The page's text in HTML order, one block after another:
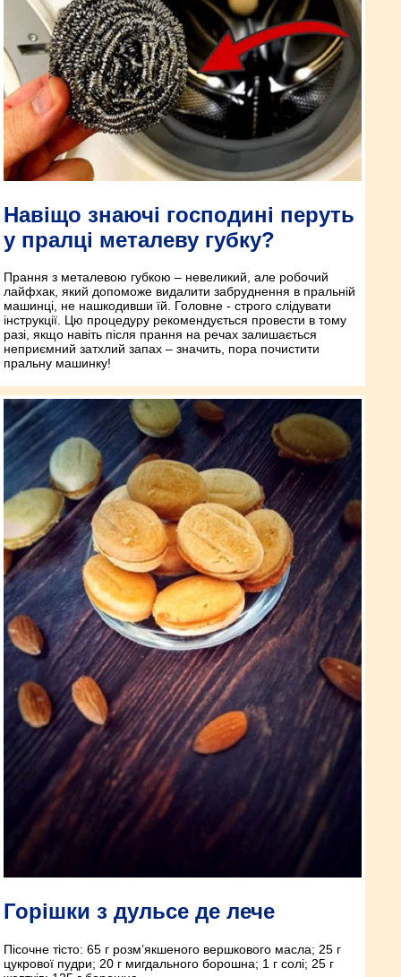
Навіщо знаючі господині перуть
у пралці металеву губку?
Прання з металевою губкою – невеликий, але робочий
лайфхак, який допоможе видалити забруднення в пральній
машинці, не нашкодивши їй. Головне - строго слідувати
інструкції. Цю процедуру рекомендується провести в тому
разі, якщо навіть після прання на речах залишається
неприємний затхлий запах – значить, пора почистити
пральну машинку!
Горішки з дульсе де лече
Пісочне тісто: 65 г розм’якшеного вершкового масла; 25 г
цукрової пудри; 20 г мигдального борошна; 1 г солі; 25 г